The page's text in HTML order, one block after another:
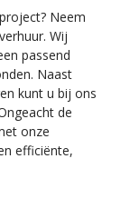
Neem
Wij
passend
Naast
kunt u bij ons
de
onze
efficiënte,